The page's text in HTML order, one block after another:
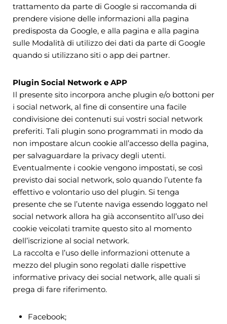
trattamento da parte di Google si raccomanda di
prendere visione delle informazioni alla pagina
predisposta da Google, e alla pagina e alla pagina
sulle Modalità di utilizzo dei dati da parte di Google
quando si utilizzano siti o app dei partner.
Plugin Social Network e APP
Il presente sito incorpora anche plugin e/o bottoni per
i social network, al fine di consentire una facile
condivisione dei contenuti sui vostri social network
preferiti. Tali plugin sono programmati in modo da
non impostare alcun cookie all’accesso della pagina,
per salvaguardare la privacy degli utenti.
Eventualmente i cookie vengono impostati, se così
previsto dai social network, solo quando l’utente fa
effettivo e volontario uso del plugin. Si tenga
presente che se l’utente naviga essendo loggato nel
social network allora ha già acconsentito all’uso dei
cookie veicolati tramite questo sito al momento
dell’iscrizione al social network.
La raccolta e l’uso delle informazioni ottenute a
mezzo del plugin sono regolati dalle rispettive
informative privacy dei social network, alle quali si
prega di fare riferimento.
Facebook;